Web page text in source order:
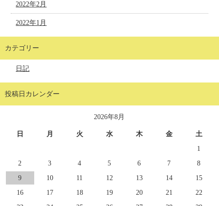
2022年2月
2022年1月
カテゴリー
日記
投稿日カレンダー
2026年8月
日 月 火 水 木 金
土
1
2
3 4 5 6 7
8
9
10 11 12 13 14
15
16
17 18 19 20 21
22